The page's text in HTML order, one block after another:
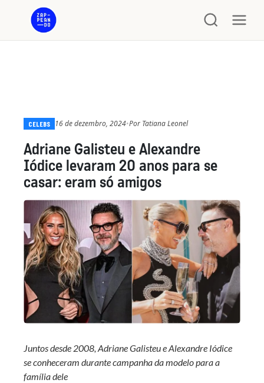
CELEBS 16 de dezembro, 2024•Por Tatiana Leonel
Adriane Galisteu e Alexandre
Iódice levaram 20 anos para se
casar: eram só amigos
Juntos desde 2008, Adriane Galisteu e Alexandre Iódice
se conheceram durante campanha da modelo para a
família dele